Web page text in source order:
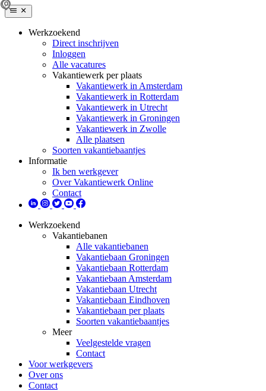
Werkzoekend
Direct inschrijven
Inloggen
Alle vacatures
Vakantiewerk per plaats
Vakantiewerk in Amsterdam
Vakantiewerk in Rotterdam
Vakantiewerk in Utrecht
Vakantiewerk in Groningen
Vakantiewerk in Zwolle
Alle plaatsen
Soorten vakantiebaantjes
Informatie
Ik ben werkgever
Over Vakantiewerk Online
Contact
Werkzoekend
Vakantiebanen
Alle vakantiebanen
Vakantiebaan Groningen
Vakantiebaan Rotterdam
Vakantiebaan Amsterdam
Vakantiebaan Utrecht
Vakantiebaan Eindhoven
Vakantiebaan per plaats
Soorten vakantiebaantjes
Meer
Veelgestelde vragen
Contact
Voor werkgevers
Over ons
Contact